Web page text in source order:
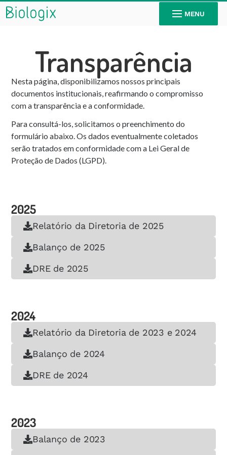
MENU
Transparência
Nesta página, disponibilizamos nossos principais
documentos institucionais, reafirmando o compromisso
com a transparência e a conformidade.
Para consultá-los, solicitamos o preenchimento do
formulário abaixo. Os dados eventualmente coletados
serão tratados em conformidade com a Lei Geral de
Proteção de Dados (LGPD).
2025
Relatório da Diretoria de 2025
Balanço de 2025
DRE de 2025
2024
Relatório da Diretoria de 2023 e 2024
Balanço de 2024
DRE de 2024
2023
Balanço de 2023